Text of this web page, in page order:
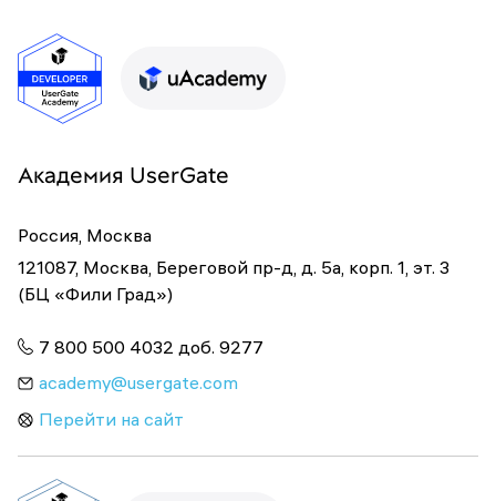
Академия UserGate
Россия, Москва
121087, Москва, Береговой пр-д, д. 5а, корп. 1, эт. 3
(БЦ «Фили Град»)
7 800 500 4032 доб. 9277
academy@usergate.com
Перейти на сайт